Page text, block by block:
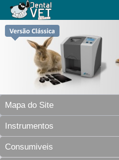
Mapa do Site
Instrumentos
Consumiveis